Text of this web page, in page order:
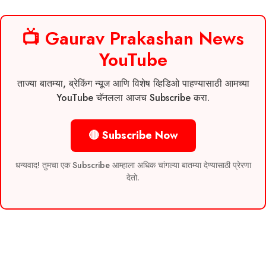
📺 Gaurav Prakashan News
YouTube
ताज्या बातम्या, ब्रेकिंग न्यूज आणि विशेष व्हिडिओ पाहण्यासाठी आमच्या
YouTube चॅनलला आजच Subscribe करा.
🔴 Subscribe Now
धन्यवाद! तुमचा एक Subscribe आम्हाला अधिक चांगल्या बातम्या देण्यासाठी प्रेरणा
देतो.